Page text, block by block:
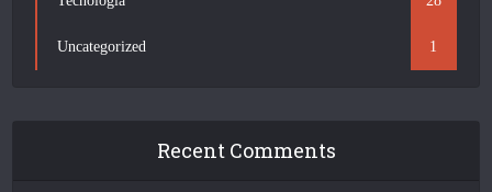
Uncategorized 1
Recent Comments